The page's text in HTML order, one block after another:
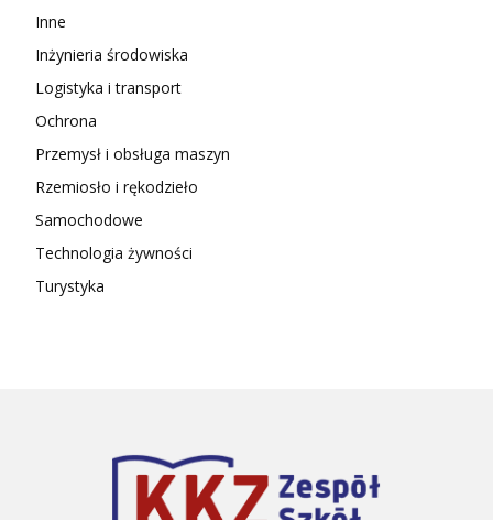
Inne
Inżynieria środowiska
Logistyka i transport
Ochrona
Przemysł i obsługa maszyn
Rzemiosło i rękodzieło
Samochodowe
Technologia żywności
Turystyka